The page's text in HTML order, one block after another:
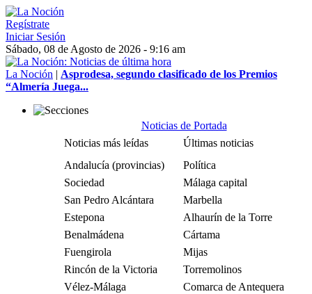
Regístrate
Iniciar Sesión
Sábado, 08 de Agosto de 2026 - 9:16 am
La Noción | Asprodesa, segundo clasificado de los Premios
“Almería Juega...
Noticias de Portada
Noticias más leídas
Últimas noticias
Andalucía (provincias)
Política
Sociedad
Málaga capital
San Pedro Alcántara
Marbella
Estepona
Alhaurín de la Torre
Benalmádena
Cártama
Fuengirola
Mijas
Rincón de la Victoria
Torremolinos
Vélez-Málaga
Comarca de Antequera